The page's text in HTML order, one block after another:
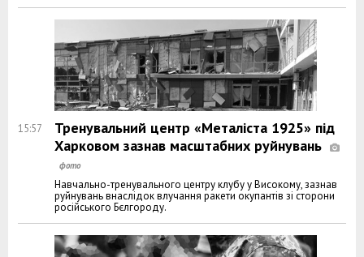
15:57
Тренувальний центр «Металіста 1925» під
Харковом зазнав масштабних руйнувань
Навчально-тренувального центру клубу у Високому, зазнав
руйнувань внаслідок влучання ракети окупантів зі сторони
російського Бєлгороду.